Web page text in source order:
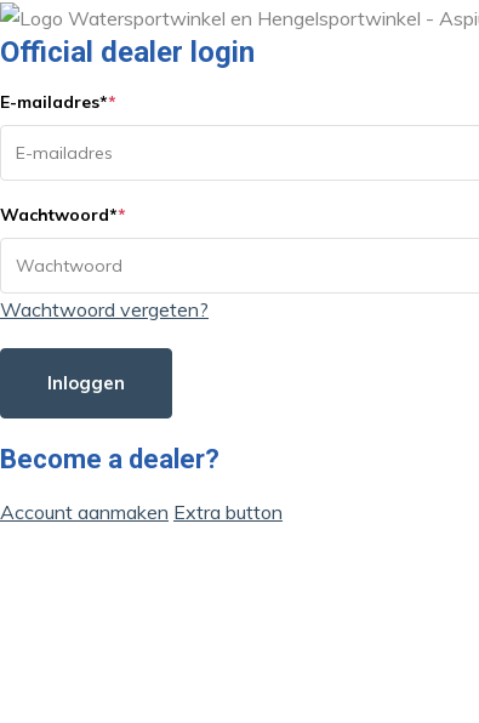
Official dealer login
E-mailadres**
Wachtwoord**
Wachtwoord vergeten?
Inloggen
Become a dealer?
Account aanmaken Extra button